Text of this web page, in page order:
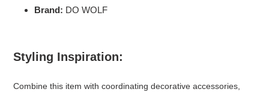
Brand: DO WOLF
Styling Inspiration:
Combine this item with coordinating decorative accessories,